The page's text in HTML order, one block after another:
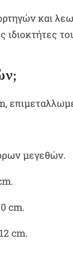
και
μεγεθών.
cm.
cm.